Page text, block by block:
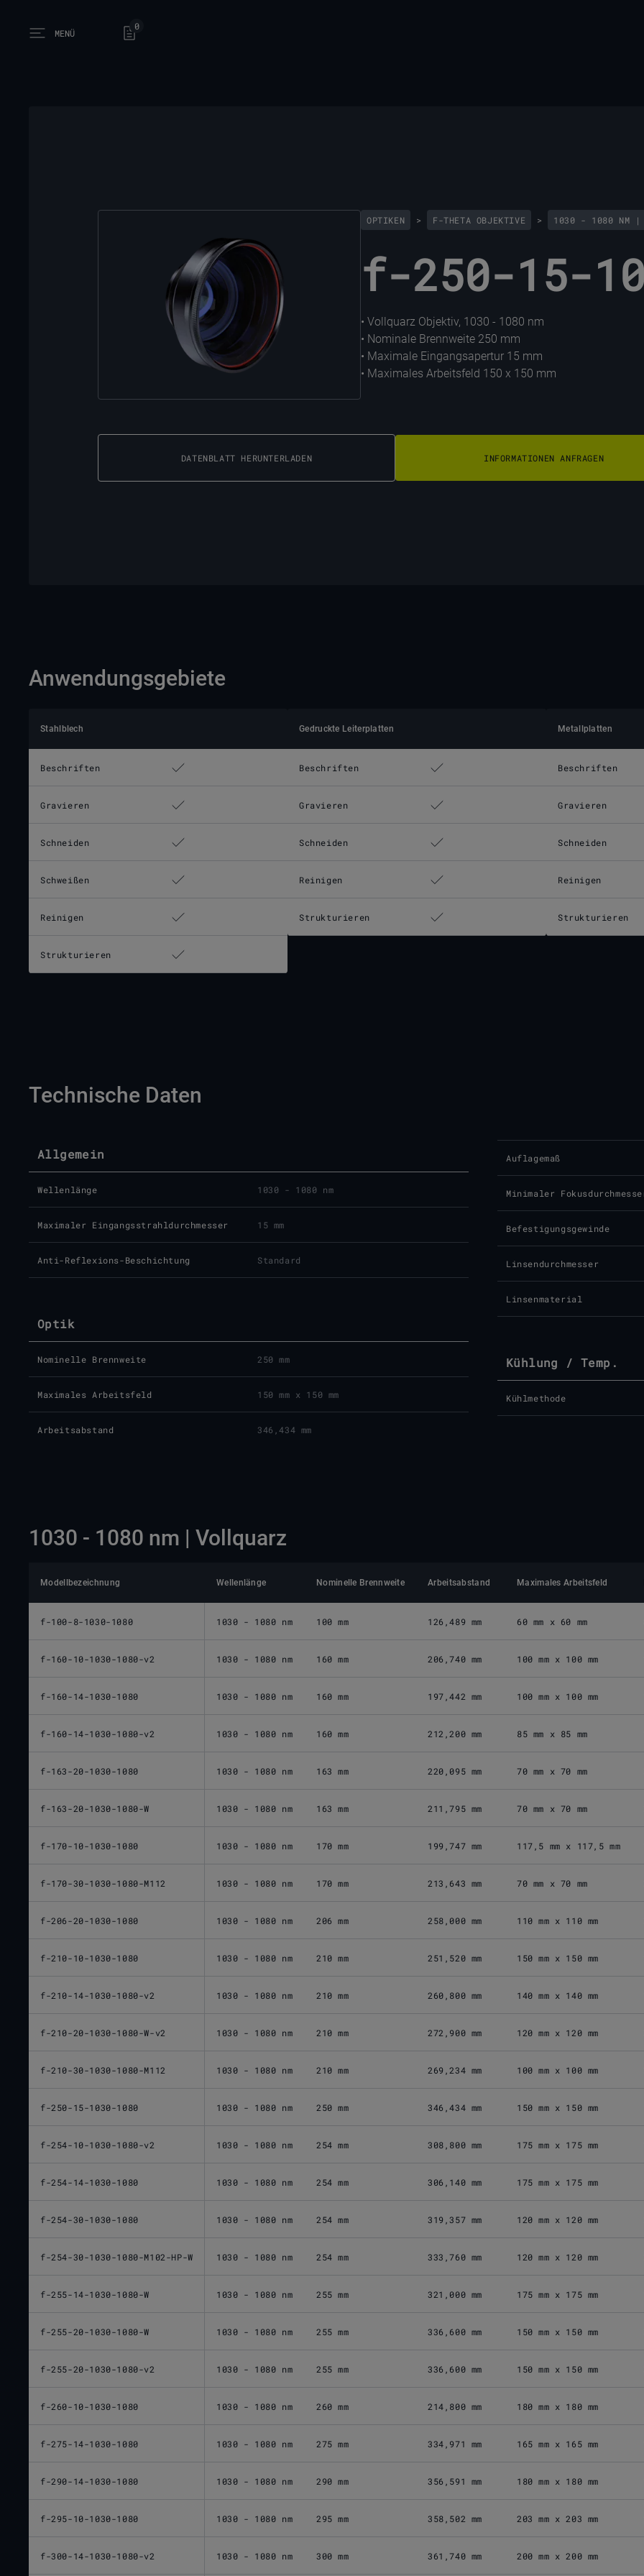
Open main menu
MENÜ
0
OPTIKEN > F-THETA OBJEKTIVE > 1030 - 1080 NM |
f-250-15-
• Vollquarz Objektiv, 1030 - 1080 nm
• Nominale Brennweite 250 mm
• Maximale Eingangsapertur 15 mm
• Maximales Arbeitsfeld 150 x 150 mm
DATENBLATT HERUNTERLADEN INFORMATIONEN ANFRAGEN
Anwendungsgebiete
Stahlblech
Beschriften
Gravieren
Schneiden
Schweißen
Reinigen
Strukturieren
Gedruckte Leiterplatten
Beschriften
Gravieren
Schneiden
Reinigen
Strukturieren
Metallplatten
Beschriften
Gravieren
Schneiden
Reinigen
Strukturieren
Technische Daten
Allgemein
Wellenlänge 1030 - 1080 nm
Maximaler Eingangsstrahldurchmesser 15 mm
Anti-Reflexions-Beschichtung Standard
Optik
Nominelle Brennweite 250 mm
Maximales Arbeitsfeld 150 mm x 150 mm
Arbeitsabstand 346,434 mm
Auflagemaß
Minimaler
Befestigungsgewinde
Linsendurchmesser
Linsenmaterial
Kühlung / Temp.
Kühlmethode
1030 - 1080 nm | Vollquarz
Modellbezeichnung Wellenlänge Nominelle Brennweite Arbeitsabstand Maximales Arbeitsfeld
f-100-8-1030-1080 1030 - 1080 nm 100 mm 126,489 mm 60 mm x 60 mm
f-160-10-1030-1080-v2 1030 - 1080 nm 160 mm 206,740 mm 100 mm x 100 mm
f-160-14-1030-1080 1030 - 1080 nm 160 mm 197,442 mm 100 mm x 100 mm
f-160-14-1030-1080-v2 1030 - 1080 nm 160 mm 212,200 mm 85 mm x 85 mm
f-163-20-1030-1080 1030 - 1080 nm 163 mm 220,095 mm 70 mm x 70 mm
f-163-20-1030-1080-W 1030 - 1080 nm 163 mm 211,795 mm 70 mm x 70 mm
f-170-10-1030-1080 1030 - 1080 nm 170 mm 199,747 mm 117,5 mm x 117,5 mm
f-170-30-1030-1080-M112 1030 - 1080 nm 170 mm 213,643 mm 70 mm x 70 mm
f-206-20-1030-1080 1030 - 1080 nm 206 mm 258,000 mm 110 mm x 110 mm
f-210-10-1030-1080 1030 - 1080 nm 210 mm 251,520 mm 150 mm x 150 mm
f-210-14-1030-1080-v2 1030 - 1080 nm 210 mm 260,800 mm 140 mm x 140 mm
f-210-20-1030-1080-W-v2 1030 - 1080 nm 210 mm 272,900 mm 120 mm x 120 mm
f-210-30-1030-1080-M112 1030 - 1080 nm 210 mm 269,234 mm 100 mm x 100 mm
f-250-15-1030-1080 1030 - 1080 nm 250 mm 346,434 mm 150 mm x 150 mm
f-254-10-1030-1080-v2 1030 - 1080 nm 254 mm 308,800 mm 175 mm x 175 mm
f-254-14-1030-1080 1030 - 1080 nm 254 mm 306,140 mm 175 mm x 175 mm
f-254-30-1030-1080 1030 - 1080 nm 254 mm 319,357 mm 120 mm x 120 mm
f-254-30-1030-1080-M102-HP-W 1030 - 1080 nm 254 mm 333,760 mm 120 mm x 120 mm
f-255-14-1030-1080-W 1030 - 1080 nm 255 mm 321,000 mm 175 mm x 175 mm
f-255-20-1030-1080-W 1030 - 1080 nm 255 mm 336,600 mm 150 mm x 150 mm
f-255-20-1030-1080-v2 1030 - 1080 nm 255 mm 336,600 mm 150 mm x 150 mm
f-260-10-1030-1080 1030 - 1080 nm 260 mm 214,800 mm 180 mm x 180 mm
f-275-14-1030-1080 1030 - 1080 nm 275 mm 334,971 mm 165 mm x 165 mm
f-290-14-1030-1080 1030 - 1080 nm 290 mm 356,591 mm 180 mm x 180 mm
f-295-10-1030-1080 1030 - 1080 nm 295 mm 358,502 mm 203 mm x 203 mm
f-300-14-1030-1080-v2 1030 - 1080 nm 300 mm 361,740 mm 200 mm x 200 mm